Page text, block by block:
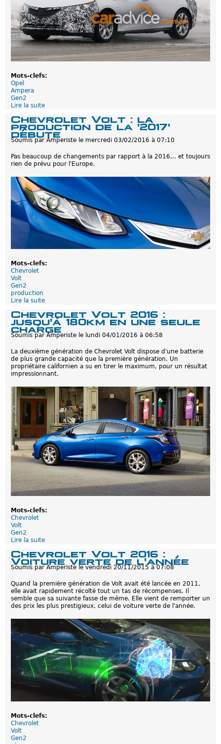
o
l
t
e
c
2
e
n
u
l
e
c
a
d
e
0
0
0
s
i
g
n
r
é
p
a
s
é
Mots-clefs:
Opel
Ampera
Gen2
Lire la suite
O
p
e
m
p
a
2
:
S
u
p
e
o
u
t
e
Chevrolet Volt : la
production de la '2017'
débute
Soumis par Amperiste le mercredi 03/02/2016 à 07:10
Pas beaucoup de changements par rapport à la 2016... et toujours
rien de prévu pour l'Europe.
Mots-clefs:
Chevrolet
Volt
Gen2
production
Lire la suite
C
h
e
v
o
l
e
t
o
l
t
p
r
o
d
u
t
i
o
d
0
1
7
d
é
b
u
e
Chevrolet Volt 2016 :
jusqu'à 180km en une seule
charge
Soumis parAmperiste le lundi 04/01/2016 à 06:58
La deuxième génération de Chevrolet Volt dispose d'une batterie
de plus grande capacité que la première génération. Un
propriétaire californien a su en tirer le maximum, pour un résultat
impressionnant.
Mots-clefs:
Chevrolet
Volt
Gen2
Lire la suite
C
h
e
r
o
l
e
l
2
0
1
6
:
s
u
Chevrolet Volt 2016 :
Voiture verte de l'année
Soumis parAmperiste levendredi 20/11/2015 à 07:08
Quand la première génération de Volt avait été lancée en 2011,
elle avait rapidement récolté tout un tas de récompenses. Il
semble que sa suivante fasse de même. Elle vient de remporter un
des prix les plus prestigieux, celui de voiture verte de l'année.
Mots-clefs:
Chevrolet
Volt
Gen2